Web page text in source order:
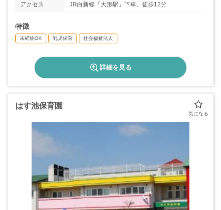
アクセス JR白新線「大形駅」下車、徒歩12分
特徴
未経験OK 乳児保育 社会福祉法人
詳細を見る
はす池保育園